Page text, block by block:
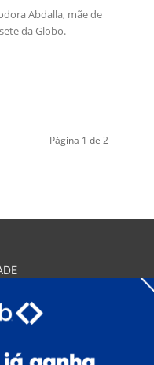
Abdalla, mãe de
da Globo.
Página 1 de 2